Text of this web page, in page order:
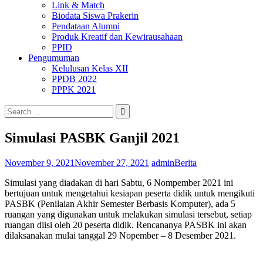
Link & Match
Biodata Siswa Prakerin
Pendataan Alumni
Produk Kreatif dan Kewirausahaan
PPID
Pengumuman
Kelulusan Kelas XII
PPDB 2022
PPPK 2021
Search
for:
Simulasi PASBK Ganjil 2021
November 9, 2021November 27, 2021 adminBerita
Simulasi yang diadakan di hari Sabtu, 6 Nompember 2021 ini
bertujuan untuk mengetahui kesiapan peserta didik untuk mengikuti
PASBK (Penilaian Akhir Semester Berbasis Komputer), ada 5
ruangan yang digunakan untuk melakukan simulasi tersebut, setiap
ruangan diisi oleh 20 peserta didik. Rencananya PASBK ini akan
dilaksanakan mulai tanggal 29 Nopember – 8 Desember 2021.